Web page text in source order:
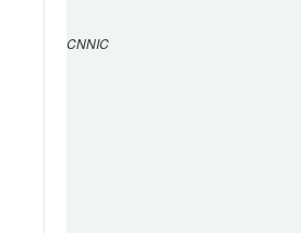
CNNIC